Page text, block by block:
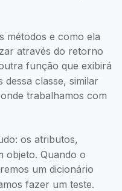
métodos e como ela
através do retorno
função que exibirá
classe, similar
trabalhamos com
os atributos,
objeto. Quando o
um dicionário
fazer um teste.